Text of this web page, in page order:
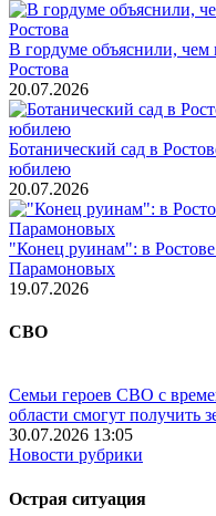
В гордуме объяснили, чем
Ростова
20.07.2026
Ботанический сад в
юбилею
20.07.2026
"Конец руинам": в
Парамоновых
19.07.2026
СВО
Семьи героев СВО с
области смогут получить
30.07.2026 13:05
Новости рубрики
Острая ситуация